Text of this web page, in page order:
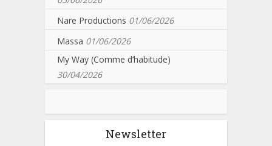
Nare Productions 01/06/2026
Massa 01/06/2026
My Way (Comme d’habitude)
30/04/2026
Newsletter